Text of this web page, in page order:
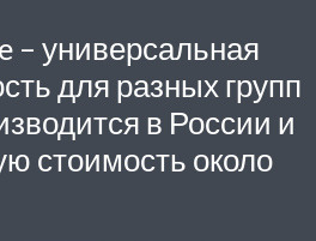
– универсальная
для разных групп
в России и
стоимость около